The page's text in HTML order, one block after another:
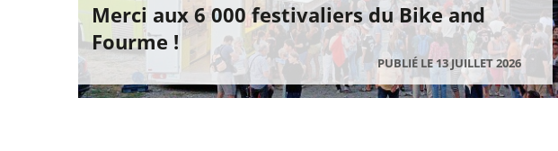
Merci aux 6 000 festivaliers du Bike and
Fourme !
PUBLIÉ LE 13 JUILLET 2026